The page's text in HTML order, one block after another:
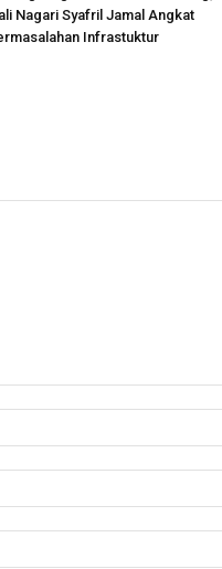
Nagari Syafril Jamal Angkat
Infrastuktur